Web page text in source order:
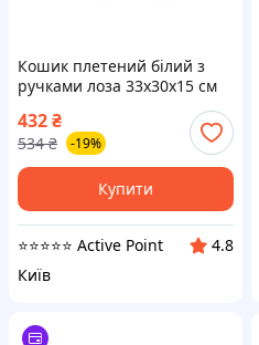
Кошик плетений білий з
ручками лоза 33x30x15 см
432₴
534 ₴ -19%
Купити
⭐️⭐️⭐️⭐️⭐️ Active Point
4.8
Київ